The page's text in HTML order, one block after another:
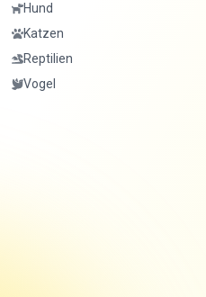
Hund
Katzen
Reptilien
Vogel